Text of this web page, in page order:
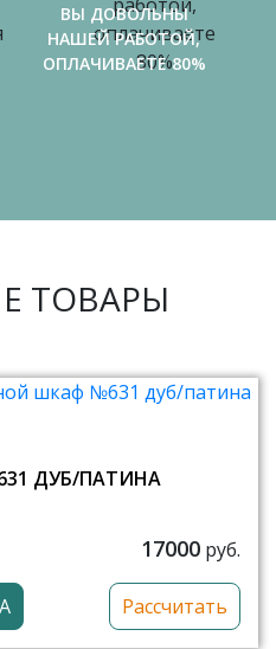
ВЫ ДОВОЛЬНЫ
НАШЕЙ РАБОТОЙ,
ОПЛАЧИВАЕТЕ 80%
ТОВАРЫ
ДУБ/ПАТИНА
17000 руб.
Рассчитать